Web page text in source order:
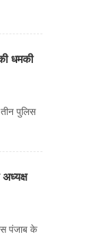
धमकी
पुलिस
पंजाब के